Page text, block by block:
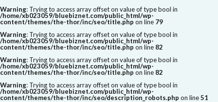
Warning: Trying to access array offset on value of type bool in
/home/xb023059/bluebiznet.com/public_html/wp-
content/themes/the-thor/inc/seo/title.php on line 79
Warning: Trying to access array offset on value of type bool in
/home/xb023059/bluebiznet.com/public_html/wp-
content/themes/the-thor/inc/seo/title.php on line 82
Warning: Trying to access array offset on value of type bool in
/home/xb023059/bluebiznet.com/public_html/wp-
content/themes/the-thor/inc/seo/title.php on line 82
Warning: Trying to access array offset on value of type bool in
/home/xb023059/bluebiznet.com/public_html/wp-
content/themes/the-thor/inc/seo/description_robots.php on line51